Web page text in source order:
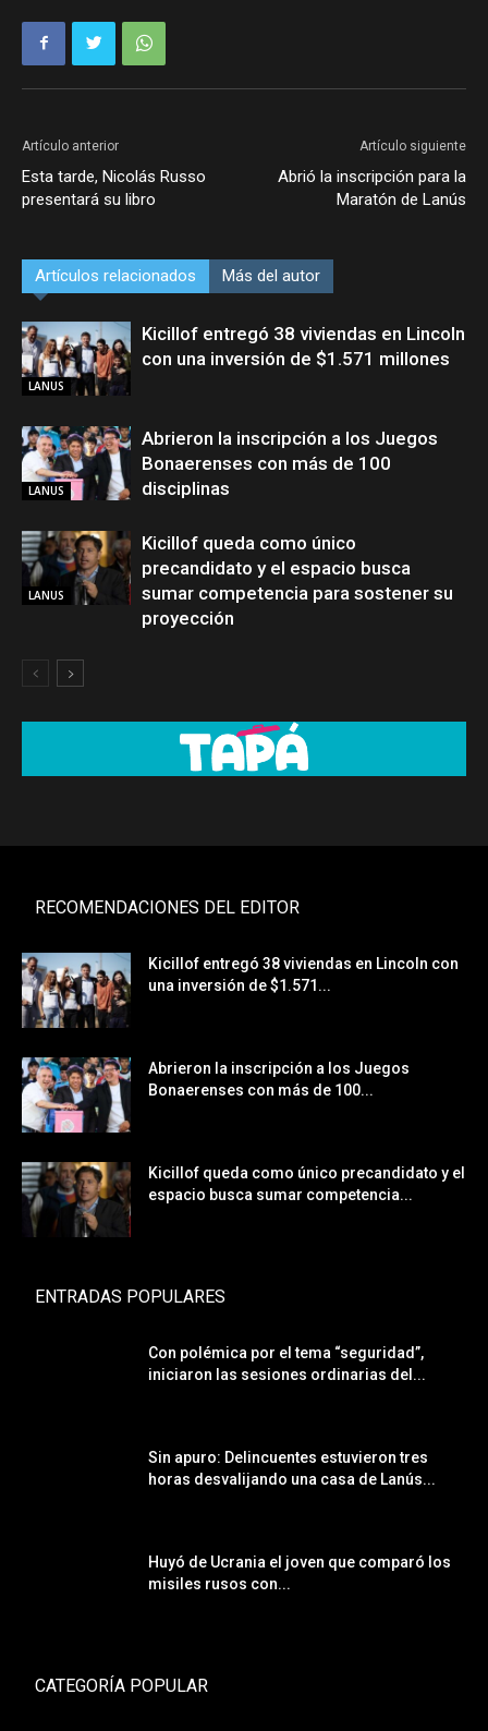
Artículo anterior
Esta tarde, Nicolás Russo
presentará su libro
Artículo siguiente
Abrió la inscripción para la
Maratón de Lanús
Artículos relacionados Más del autor
LANUS
Kicillof entregó 38 viviendas en Lincoln
con una inversión de $1.571 millones
LANUS
Abrieron la inscripción a los Juegos
Bonaerenses con más de 100
disciplinas
LANUS
Kicillof queda como único
precandidato y el espacio busca
sumar competencia para sostener su
proyección
RECOMENDACIONES DEL EDITOR
Kicillof entregó 38 viviendas en Lincoln con
una inversión de $1.571...
Abrieron la inscripción a los Juegos
Bonaerenses con más de 100...
Kicillof queda como único precandidato y el
espacio busca sumar competencia...
ENTRADAS POPULARES
Con polémica por el tema “seguridad”,
iniciaron las sesiones ordinarias del...
Sin apuro: Delincuentes estuvieron tres
horas desvalijando una casa de Lanús...
Huyó de Ucrania el joven que comparó los
misiles rusos con...
CATEGORÍA POPULAR